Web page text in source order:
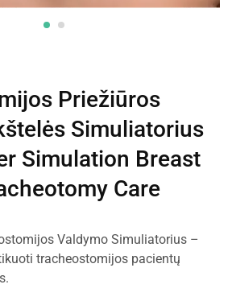
Priežiūros
Simuliatorius
Simulation Breast
Care
Valdymo Simuliatorius –
tracheostomijos pacientų